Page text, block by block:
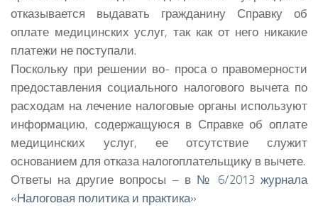
отказывается выдавать гражданину Справку об
оплате медицинских услуг, так как от него никакие
платежи не поступали.
Поскольку при решении во- проса о правомерности
предоставления социального налогового вычета по
расходам на лечение налоговые органы используют
информацию, содержащуюся в Справке об оплате
медицинских услуг, ее отсутствие служит
основанием для отказа налогоплательщику в вычете.
Ответы на другие вопросы – в № 6/2013 журнала
«Налоговая политика и практика»